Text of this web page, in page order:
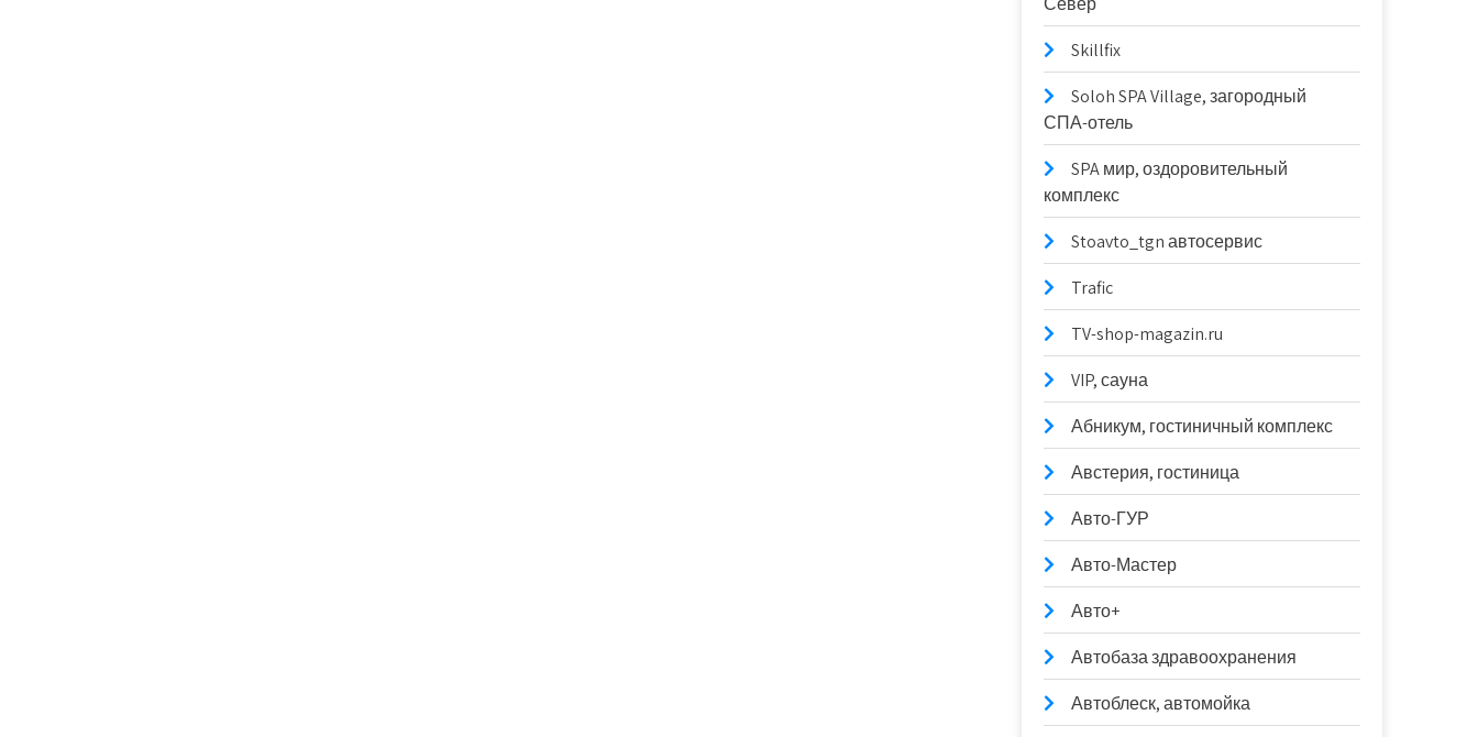
Skillfix
Soloh SPA Village, загородный
СПА-отель
SPA мир, оздоровительный
комплекс
Stoavto_tgn автосервис
Trafic
TV-shop-magazin.ru
VIP, сауна
Абникум, гостиничный комплекс
Австерия, гостиница
Авто-ГУР
Авто-Мастер
Авто+
Автобаза здравоохранения
Автоблеск, автомойка